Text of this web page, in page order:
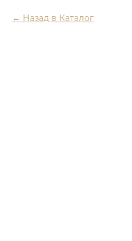
Назад в Каталог